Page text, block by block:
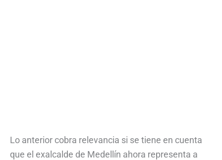
Lo anterior cobra relevancia si se tiene en cuenta
que el exalcalde de Medellín ahora representa a